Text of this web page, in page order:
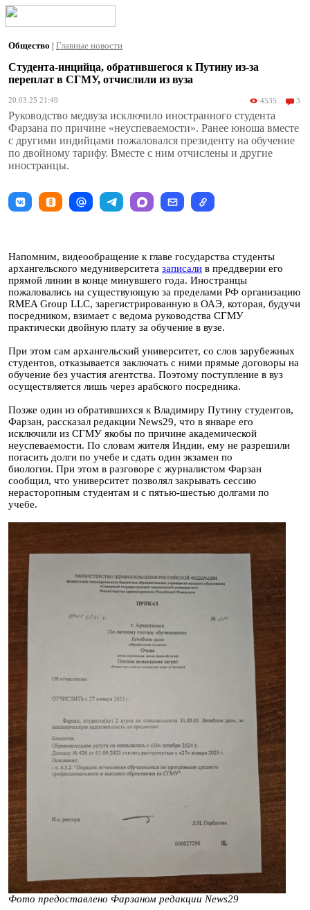
Общество | Главные новости
Студента-инцийца, обратившегося к Путину из-за
переплат в СГМУ, отчислили из вуза
20.03.25 21:49 4535 3
Руководство медвуза исключило иностранного студента
Фарзана по причине «неуспеваемости». Ранее юноша вместе
с другими индийцами пожаловался президенту на обучение
по двойному тарифу. Вместе с ним отчислены и другие
иностранцы.
Напомним, видеообращение к главе государства студенты
архангельского медуниверситета записали в преддверии его
прямой линии в конце минувшего года. Иностранцы
пожаловались на существующую за пределами РФ организацию
RMEA Group LLC, зарегистрированную в ОАЭ, которая, будучи
посредником, взимает с ведома руководства СГМУ
практически двойную плату за обучение в вузе.
При этом сам архангельский университет, со слов зарубежных
студентов, отказывается заключать с ними прямые договоры на
обучение без участия агентства. Поэтому поступление в вуз
осуществляется лишь через арабского посредника.
Позже один из обратившихся к Владимиру Путину студентов,
Фарзан, рассказал редакции News29, что в январе его
исключили из СГМУ якобы по причине академической
неуспеваемости. По словам жителя Индии, ему не разрешили
погасить долги по учебе и сдать один экзамен по
биологии. При этом в разговоре с журналистом Фарзан
сообщил, что университет позволял закрывать сессию
нерасторопным студентам и с пятью-шестью долгами по
учебе.
Фото предоставлено Фарзаном редакции News29